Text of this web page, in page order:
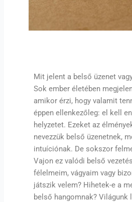
Mit jelent a belső üzenet
Sok ember életében
amikor érzi, hogy valamit
éppen ellenkezőleg: el kell
helyzetet. Ezeket az
nevezzük belső üzenetnek,
intuíciónak. De sokszor
Vajon ez valódi belső
félelmeim, vágyaim vagy
játszik velem? Hihetek-e a
belső hangomnak?